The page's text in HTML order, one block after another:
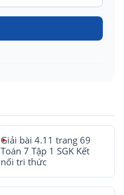
Giải bài 4.11 trang 69
Toán 7 Tập 1 SGK Kết
nối tri thức